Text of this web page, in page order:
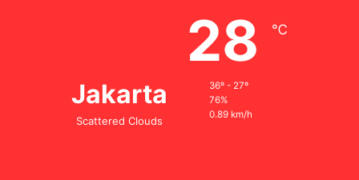
Jakarta
Scattered Clouds
28 ℃
36º - 27º
76%
0.89 km/h